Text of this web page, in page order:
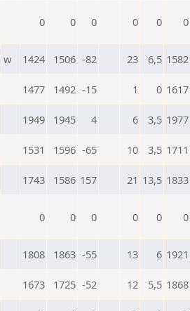
0 0 0 0 0 0
w 1424 1506 -82 23 6,5 1582
1477 1492 -15 1 0 1617
1949 1945 4 6 3,5 1977
1531 1596 -65 10 3,5 1711
1743 1586 157 21 13,5 1833
0 0 0 0 0 0
1808 1863 -55 13 6 1921
1673 1725 -52 12 5,5 1868